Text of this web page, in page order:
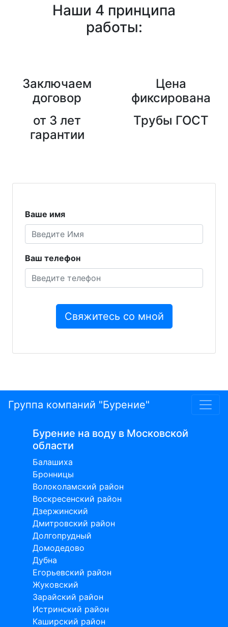
Наши 4 принципа
работы:
Заключаем
договор
Цена
фиксирована
от 3 лет
гарантии
Трубы ГОСТ
Ваше имя
Ваш телефон
Группа компаний "Бурение"
Бурение на воду в Московской
области
Балашиха
Бронницы
Волоколамский район
Воскресенский район
Дзержинский
Дмитровский район
Долгопрудный
Домодедово
Дубна
Егорьевский район
Жуковский
Зарайский район
Истринский район
Каширский район